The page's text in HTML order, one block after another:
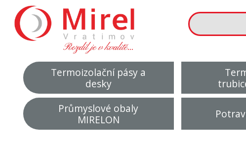
Termoizolační pásy a
desky
Průmyslové obaly
MIRELON